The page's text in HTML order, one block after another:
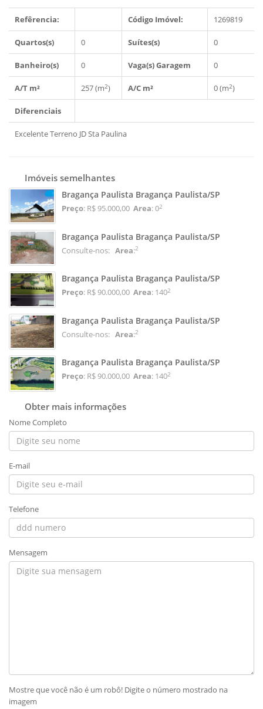
Refêrencia: Código Imóvel: 1269819
Quartos(s) 0 Suítes(s) 0
Banheiro(s) 0 Vaga(s) Garagem 0
A/T m² 257 (m2) A/C m² 0 (m2)
Diferenciais
Excelente Terreno JD Sta Paulina
Imóveis semelhantes
Bragança Paulista Bragança Paulista/SP
Preço: R$ 95.000,00 Area: 02
Bragança Paulista Bragança Paulista/SP
Consulte-nos: Area:2
Bragança Paulista Bragança Paulista/SP
Preço: R$ 90.000,00 Area: 1402
Bragança Paulista Bragança Paulista/SP
Consulte-nos: Area:2
Bragança Paulista Bragança Paulista/SP
Preço: R$ 90.000,00 Area: 1402
Obter mais informações
Nome Completo
E-mail
Telefone
Mensagem
Mostre que você não é um robô! Digite o número mostrado na
imagem